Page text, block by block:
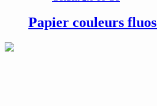
Papier couleurs fluos